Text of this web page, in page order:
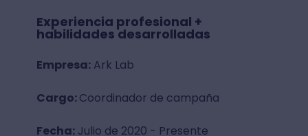
Experiencia profesional +
habilidades desarrolladas
Empresa:Ark Lab
Cargo:Coordinador de campaña
Fecha:Julio de 2020 - Presente